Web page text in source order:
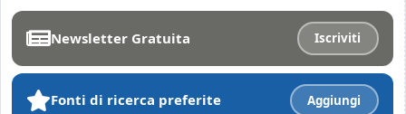
Newsletter Gratuita Iscriviti
Fonti di ricerca preferite Aggiungi